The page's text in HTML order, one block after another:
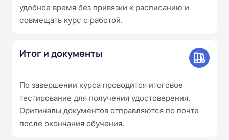
удобное время без привязки к расписанию и
совмещать курс с работой.
Итог и документы
По завершении курса проводится итоговое
тестирование для получения удостоверения.
Оригиналы документов отправляются по почте
после окончания обучения.